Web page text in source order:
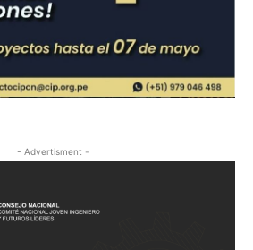
- Advertisment -